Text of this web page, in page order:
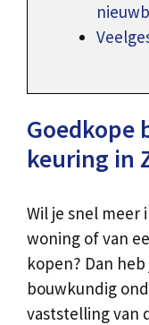
Goedkope
keuring in
Wil je snel meer
woning of van
kopen? Dan
bouwkundig
vaststelling van